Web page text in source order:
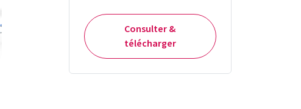
Consulter &
télécharger